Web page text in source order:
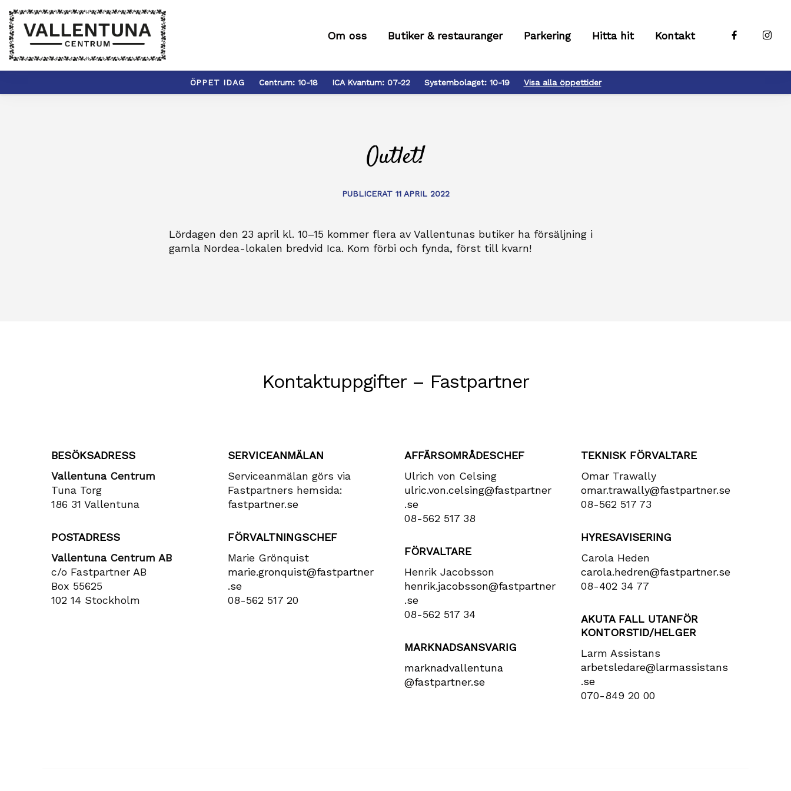
Om oss Butiker & restauranger Parkering Hitta hit Kontakt
ÖPPET IDAG Centrum: 10-18 ICA Kvantum: 07-22 Systembolaget: 10-19 Visa alla öppettider
Outlet!
PUBLICERAT 11 APRIL 2022
Lördagen den 23 april kl. 10–15 kommer flera av Vallentunas butiker ha försäljning i
gamla Nordea-lokalen bredvid Ica. Kom förbi och fynda, först till kvarn!
Kontaktuppgifter – Fastpartner
BESÖKSADRESS
Vallentuna Centrum
Tuna Torg
186 31 Vallentuna
POSTADRESS
Vallentuna Centrum AB
c/o Fastpartner AB
Box 55625
102 14 Stockholm
SERVICEANMÄLAN
Serviceanmälan görs via
Fastpartners hemsida:
fastpartner.se
FÖRVALTNINGSCHEF
Marie Grönquist
marie​.gronquist​@fastpartner​
.se
08-562 517 20
AFFÄRSOMRÅDESCHEF
Ulrich von Celsing
ulric​.von​.celsing​@fastpartner​
.se
08-562 517 38
FÖRVALTARE
Henrik Jacobsson
henrik​.jacobsson​@fastpartner​
.se
08-562 517 34
MARKNADSANSVARIG
marknadvallentuna​
@fastpartner​.se
TEKNISK FÖRVALTARE
Omar Trawally
omar.trawally@fastpartner.se
08-562 517 73
HYRESAVISERING
Carola Heden
carola​.hedren​@fastpartner​.se
08-402 34 77
AKUTA FALL UTANFÖR
KONTORSTID/HELGER
Larm Assistans
arbetsledare​@larmassistans​
.se
070-849 20 00